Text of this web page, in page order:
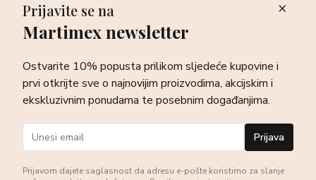
Newsletter
sve o najnovijim proizvodima, akcijskim i ekskluzivnim
ponudama te posebnim događanjima.
Prijava
Prijavite se na
Martimex newsletter
Ostvarite 10% popusta prilikom sljedeće kupovine i
prvi otkrijte sve o najnovijim proizvodima, akcijskim i
ekskluzivnim ponudama te posebnim događanjima.
Prijava
Prijavom dajete saglasnost da adresu e-pošte koristimo za slanje